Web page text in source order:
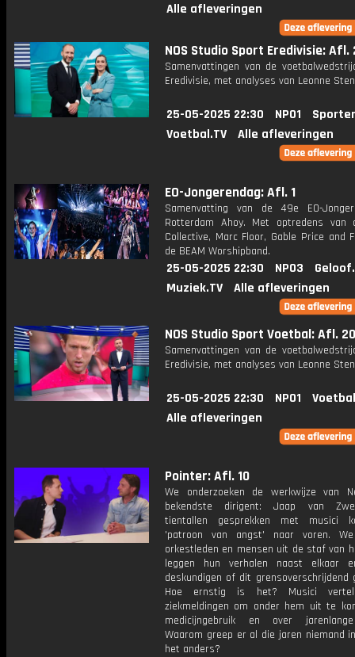
Alle afleveringen
NOS Studio Sport Eredivisie: Afl.
Samenvattingen van de
Eredivisie, met analyses van Leonne
25-05-2025 22:30 NPO1
Voetbal.TV
Alle afleveringen
EO-Jongerendag: Afl. 1
Samenvatting van de 49e EO-
Rotterdam Ahoy. Met optredens van
Collective, Marc Floor, Gable Price and
de BEAM Worshipband.
25-05-2025 22:30 NPO3
Muziek.TV
Alle afleveringen
NOS Studio Sport Voetbal: Afl. 20
Samenvattingen van de
Eredivisie, met analyses van Leonne
25-05-2025 22:30 NPO1
Alle afleveringen
Pointer: Afl. 10
We onderzoeken de werkwijze van
bekendste dirigent: Jaap van
tientallen gesprekken met musici
'patroon van angst' naar voren.
orkestleden en mensen uit de staf van
leggen hun verhalen naast elkaar
deskundigen of dit grensoverschrijdend
Hoe ernstig is het? Musici
ziekmeldingen om onder hem uit te
medicijngebruik en over
Waarom greep er al die jaren niemand
het anders?